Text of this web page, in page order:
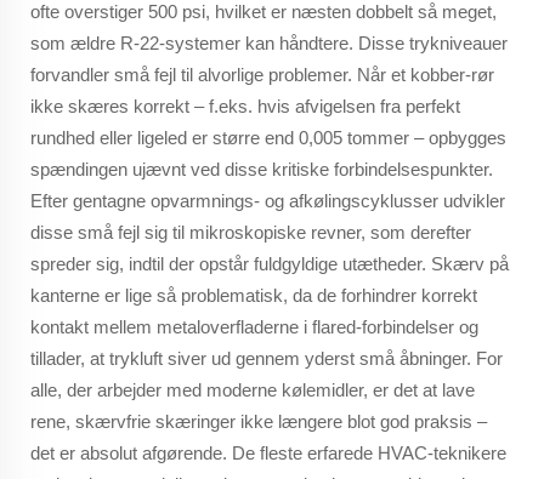
ofte overstiger 500 psi, hvilket er næsten dobbelt så meget,
som ældre R-22-systemer kan håndtere. Disse trykniveauer
forvandler små fejl til alvorlige problemer. Når et kobber-rør
ikke skæres korrekt – f.eks. hvis afvigelsen fra perfekt
rundhed eller ligeled er større end 0,005 tommer – opbygges
spændingen ujævnt ved disse kritiske forbindelsespunkter.
Efter gentagne opvarmnings- og afkølingscyklusser udvikler
disse små fejl sig til mikroskopiske revner, som derefter
spreder sig, indtil der opstår fuldgyldige utætheder. Skærv på
kanterne er lige så problematisk, da de forhindrer korrekt
kontakt mellem metaloverfladerne i flared-forbindelser og
tillader, at trykluft siver ud gennem yderst små åbninger. For
alle, der arbejder med moderne kølemidler, er det at lave
rene, skærvfrie skæringer ikke længere blot god praksis –
det er absolut afgørende. De fleste erfarede HVAC-teknikere